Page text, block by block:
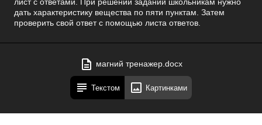
лист с ответами. При решении заданий школьникам нужно
дать характеристику вещества по пяти пунктам. Затем
проверить свой ответ с помощью листа ответов.
магний тренажер.docx
Текстом Картинками